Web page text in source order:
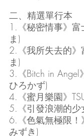
二、精選單行本
1.《秘密情事》富
ま)
2.《我所失去的》
ま)
3.《Bitch in Angel
ひろかず)
4.《蜜月樂園》
5.《引發浪潮的少
6.《色氣無極限！
みずき)